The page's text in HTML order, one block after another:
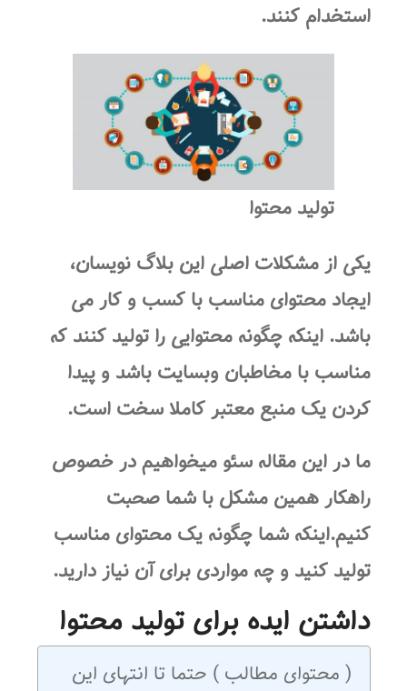
استخدام کنند.
تولید محتوا
یکی از مشکلات اصلی این بلاگ نویسان،
ایجاد محتوای مناسب با کسب و کار می
باشد. اینکه چگونه محتوایی را تولید کنند که
مناسب با مخاطبان وبسایت باشد و پیدا
کردن یک منبع معتبر کاملا سخت است.
ما در این مقاله سئو میخواهیم در خصوص
راهکار همین مشکل با شما صحبت
کنیم.اینکه شما چگونه یک محتوای مناسب
تولید کنید و چه مواردی برای آن نیاز دارید.
داشتن ایده برای تولید محتوا
( محتوای مطالب ) حتما تا انتهای این